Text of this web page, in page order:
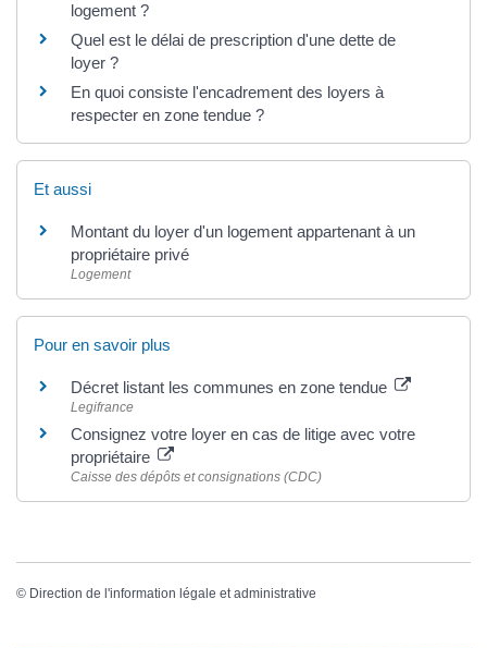
logement ?
Quel est le délai de prescription d'une dette de
loyer ?
En quoi consiste l'encadrement des loyers à
respecter en zone tendue ?
Et aussi
Montant du loyer d'un logement appartenant à un
propriétaire privé
Logement
Pour en savoir plus
Décret listant les communes en zone tendue
Legifrance
Consignez votre loyer en cas de litige avec votre
propriétaire
Caisse des dépôts et consignations (CDC)
© Direction de l'information légale et administrative